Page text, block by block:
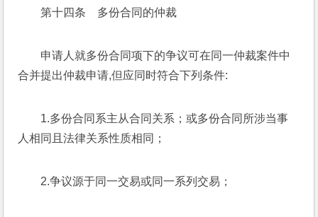
第十四条　多份合同的仲裁
申请人就多份合同项下的争议可在同一仲裁案件中
合并提出仲裁申请,但应同时符合下列条件:
1.多份合同系主从合同关系；或多份合同所涉当事
人相同且法律关系性质相同；
2.争议源于同一交易或同一系列交易；